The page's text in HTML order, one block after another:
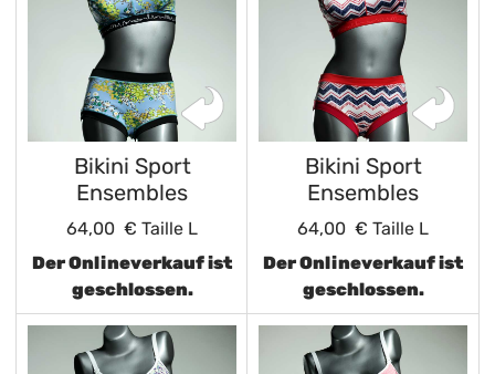
Bikini Sport
Ensembles
64,00 € Taille L
Der Onlineverkauf ist
geschlossen.
Bikini Sport
Ensembles
64,00 € Taille L
Der Onlineverkauf ist
geschlossen.